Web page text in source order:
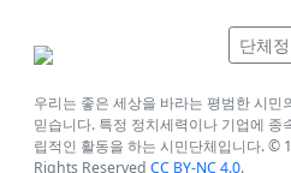
단체
우리는 좋은 세상을 바라는 평범한 시민
믿습니다. 특정 정치세력이나 기업에 종
립적인 활동을 하는 시민단체입니다. ©
Rights Reserved CC BY-NC 4.0.